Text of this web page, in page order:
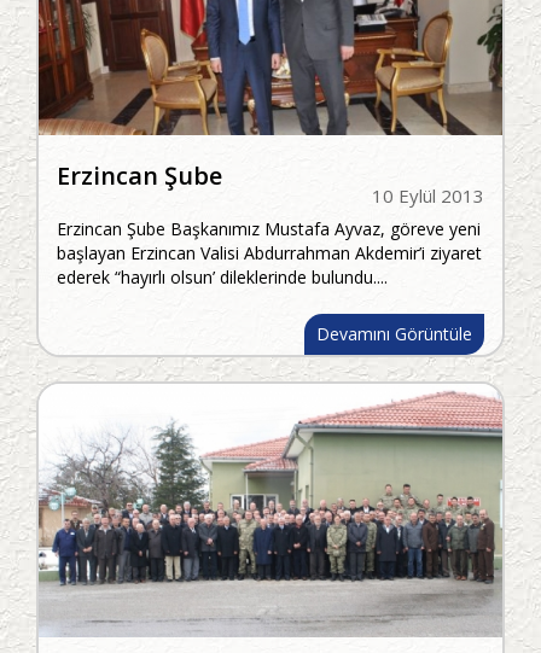
10 Eylül 2013
Erzincan Şube
Erzincan Şube Başkanımız Mustafa Ayvaz, göreve yeni
başlayan Erzincan Valisi Abdurrahman Akdemir’i ziyaret
ederek “hayırlı olsun’ dileklerinde bulundu....
Devamını Görüntüle